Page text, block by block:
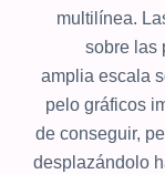
multilínea.
sobre las
amplia escala
pelo gráficos
de conseguir,
desplazándolo